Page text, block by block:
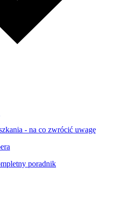
- na co zwrócić uwagę
poradnik